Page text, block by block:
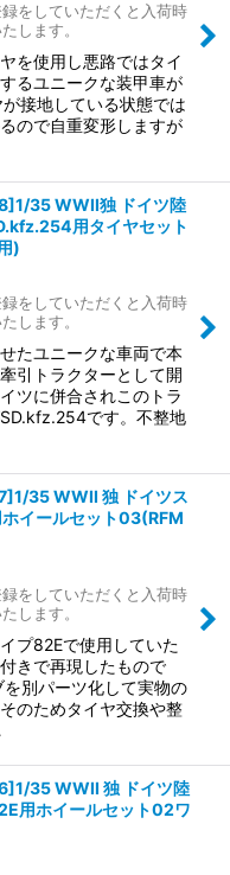
をしていただくと入荷時
します。
を使用し悪路ではタイ
るユニークな装甲車が
接地している状態では
ので自重変形しますが
35 WWII独 ドイツ陸
用タイヤセット
)
をしていただくと入荷時
します。
たユニークな車両で本
引トラクターとして開
ツに併合されこのトラ
です。不整地
35 WWII 独 ドイツス
イールセット03(RFM
をしていただくと入荷時
します。
プ82Eで使用していた
きで再現したもので
別パーツ化して実物の
のためタイヤ交換や整
35 WWII 独 ドイツ陸
用ホイールセット02ワ